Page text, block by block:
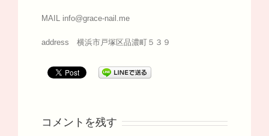
MAIL info@grace-nail.me
address 横浜市戸塚区品濃町５３９
コメントを残す